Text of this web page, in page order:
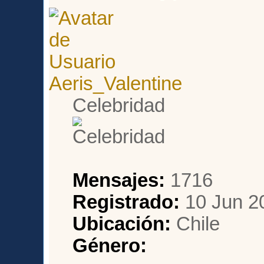
Aeris_Valentine
Celebridad
Mensajes: 1716
Registrado: 10 Jun
Ubicación: Chile
Género: